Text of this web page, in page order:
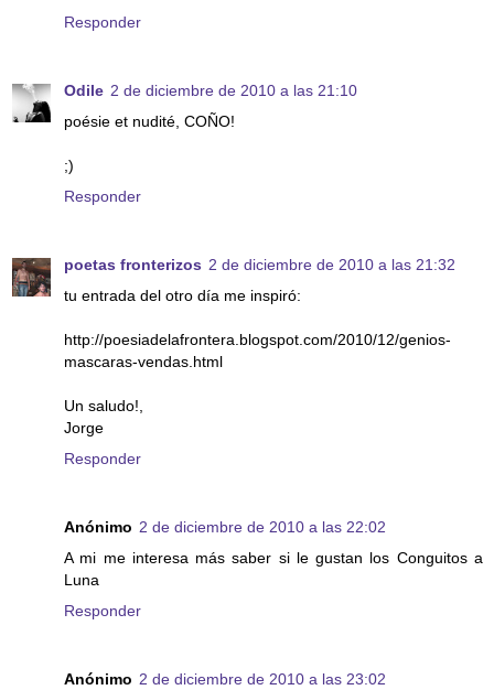
Responder
Odile 2 de diciembre de 2010 a las 21:10
poésie et nudité, COÑO!
;)
Responder
poetas fronterizos 2 de diciembre de 2010 a las 21:32
tu entrada del otro día me inspiró:
http://poesiadelafrontera.blogspot.com/2010/12/genios-
mascaras-vendas.html
Un saludo!,
Jorge
Responder
Anónimo 2 de diciembre de 2010 a las 22:02
A mi me interesa más saber si le gustan los Conguitos a
Luna
Responder
Anónimo 2 de diciembre de 2010 a las 23:02